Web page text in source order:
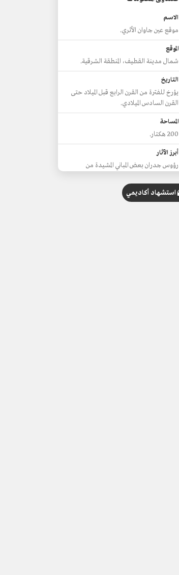
الاسم
موقع عين جاوان الأثري.
الموقع
شمال مدينة القطيف، المنطقة الشرقية.
التاريخ
يؤرخ للفترة من القرن الرابع قبل الميلاد حتى
القرن السادس الميلادي.
المساحة
200 هكتار.
أبرز الآثار
رؤوس جدران بعض المباني المشيدة من
مجموعة من المدافن.
لوح منقوش بخط المسند الجنوبي.
استشهاد أكاديمي